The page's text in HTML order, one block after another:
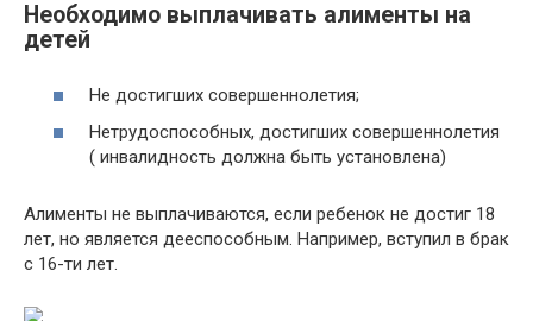
Необходимо выплачивать алименты на
детей
Не достигших совершеннолетия;
Нетрудоспособных, достигших совершеннолетия
( инвалидность должна быть установлена)
Алименты не выплачиваются, если ребенок не достиг 18
лет, но является дееспособным. Например, вступил в брак
с 16-ти лет.